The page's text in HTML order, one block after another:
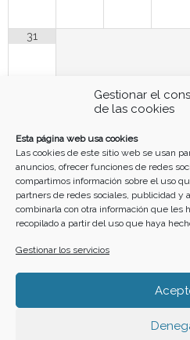
Gestionar el
de las cookies
Esta página web usa cookies
Las cookies de este sitio web se usan
anuncios, ofrecer funciones de redes
compartimos información sobre el uso
partners de redes sociales, publicidad y
combinarla con otra información que les
recopilado a partir del uso que haya
Gestionar los servicios
31
Buscar
Home Cartelera
I
s